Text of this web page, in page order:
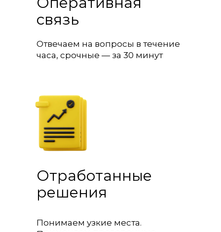
Понимаем узкие места.
Отвечаем на вопросы в течение
часа, срочные — за 30 минут
Отработанные
решения
связь